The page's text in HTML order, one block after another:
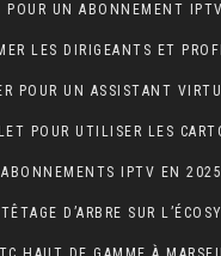
LES DIRIGEANTS ET
IPTV EN 2025
D’ARBRE SUR